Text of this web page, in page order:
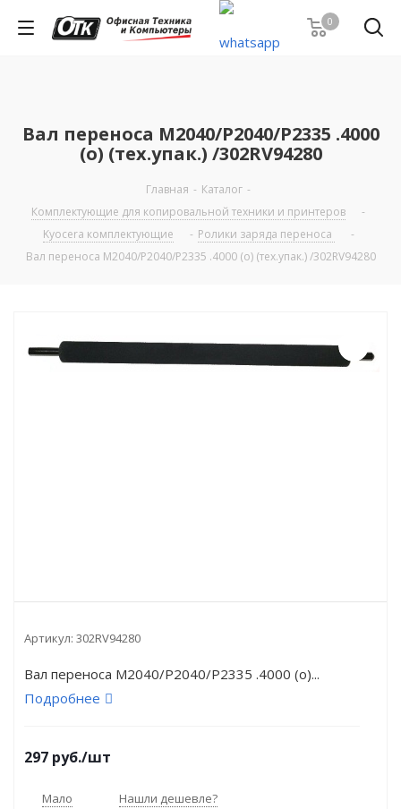
0
Вал переноса M2040/P2040/P2335 .4000
(o) (тех.упак.) /302RV94280
Главная - Каталог -
Комплектующие для копировальной техники и принтеров
-
Kyocera комплектующие
- Ролики заряда переноса
-
Вал переноса M2040/P2040/P2335 .4000 (o) (тех.упак.) /302RV94280
Артикул: 302RV94280
Вал переноса M2040/P2040/P2335 .4000 (o)...
Подробнее
297 руб./шт
Мало Нашли дешевле?